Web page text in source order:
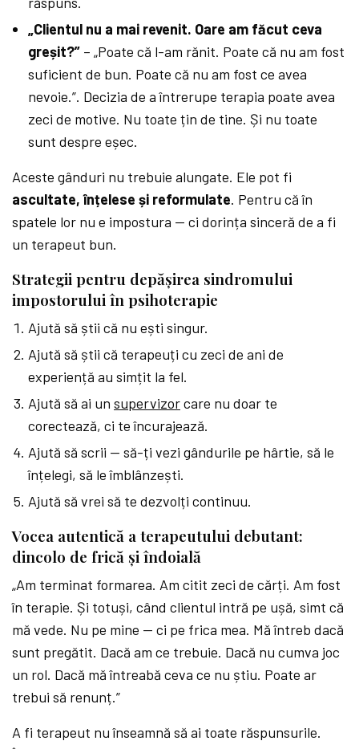
„Clientul nu a mai revenit. Oare am făcut ceva
greșit?” – „Poate că l-am rănit. Poate că nu am fost
suficient de bun. Poate că nu am fost ce avea
nevoie.”. Decizia de a întrerupe terapia poate avea
zeci de motive. Nu toate țin de tine. Și nu toate
sunt despre eșec.
Aceste gânduri nu trebuie alungate. Ele pot fi
ascultate, înțelese și reformulate. Pentru că în
spatele lor nu e impostura — ci dorința sinceră de a fi
un terapeut bun.
Strategii pentru depășirea sindromului
impostorului în psihoterapie
Ajută să știi că nu ești singur.
Ajută să știi că terapeuți cu zeci de ani de
experiență au simțit la fel.
Ajută să ai un supervizorcare nu doar te
corectează, ci te încurajează.
Ajută să scrii — să-ți vezi gândurile pe hârtie, să le
înțelegi, să le îmblânzești.
Ajută să vrei să te dezvolți continuu.
Vocea autentică a terapeutului debutant:
dincolo de frică și îndoială
„Am terminat formarea. Am citit zeci de cărți. Am fost
în terapie. Și totuși, când clientul intră pe ușă, simt că
mă vede. Nu pe mine — ci pe frica mea. Mă întreb dacă
sunt pregătit. Dacă am ce trebuie. Dacă nu cumva joc
un rol. Dacă mă întreabă ceva ce nu știu. Poate ar
trebui să renunț.”
A fi terapeut nu înseamnă să ai toate răspunsurile.